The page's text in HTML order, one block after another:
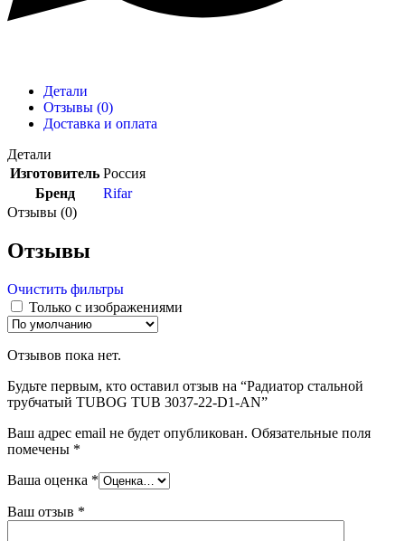
Детали
Отзывы (0)
Доставка и оплата
Детали
Изготовитель Россия
Бренд
Rifar
Отзывы (0)
Отзывы
Очистить фильтры
Только с изображениями
Отзывов пока нет.
Будьте первым, кто оставил отзыв на “Радиатор стальной
трубчатый TUBOG TUB 3037-22-D1-AN”
Ваш адрес email не будет опубликован. Обязательные поля
помечены *
Ваша оценка *
Ваш отзыв *